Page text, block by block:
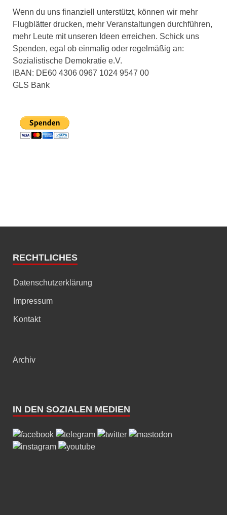
Wenn du uns finanziell unterstützt, können wir mehr
Flugblätter drucken, mehr Veranstaltungen durchführen,
mehr Leute mit unseren Ideen erreichen. Schick uns
Spenden, egal ob einmalig oder regelmäßig an:
Sozialistische Demokratie e.V.
IBAN: DE60 4306 0967 1024 9547 00
GLS Bank
RECHTLICHES
Datenschutzerklärung
Impressum
Kontakt
Archiv
IN DEN SOZIALEN MEDIEN